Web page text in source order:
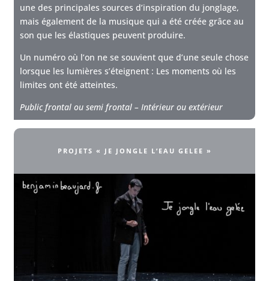
une des principales sources d’inspiration du jonglage,
mais également de la musique qui a été créée grâce au
son que les élastiques peuvent produire.
Un numéro où l’on ne se souvient que d’une seule chose
lorsque les lumières s’éteignent : Les moments où les
limites ont été atteintes.
Public frontal ou semi frontal – Intérieur ou extérieur
PROJETS « JE JONGLE L’EAU GELEE »